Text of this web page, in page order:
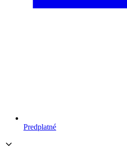
Predplatné